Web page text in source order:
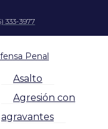
333-3977
Penal
Asalto
Agresión con
agravantes